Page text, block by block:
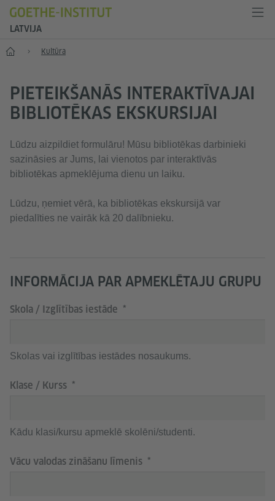
LATVIJA
Sākums Kultūra
PIETEIKŠANĀS INTERAKTĪVAJAI
BIBLIOTĒKAS EKSKURSIJAI
Lūdzu aizpildiet formulāru! Mūsu bibliotēkas darbinieki
sazināsies ar Jums, lai vienotos par interaktīvās
bibliotēkas apmeklējuma dienu un laiku.
Lūdzu, ņemiet vērā, ka bibliotēkas ekskursijā var
piedalīties ne vairāk kā 20 dalībnieku.
INFORMĀCIJA PAR APMEKLĒTAJU GRUPU
Skola / Izglītības iestāde
Skolas vai izglītības iestādes nosaukums.
Klase / Kurss
Kādu klasi/kursu apmeklē skolēni/studenti.
Vācu valodas zināšanu līmenis